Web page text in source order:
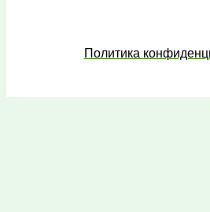
Политика